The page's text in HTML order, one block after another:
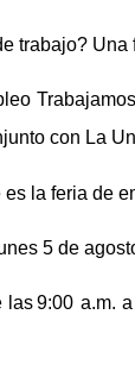
trabajo? Una
con La
la feria de
5 de
las 9:00 a.m.